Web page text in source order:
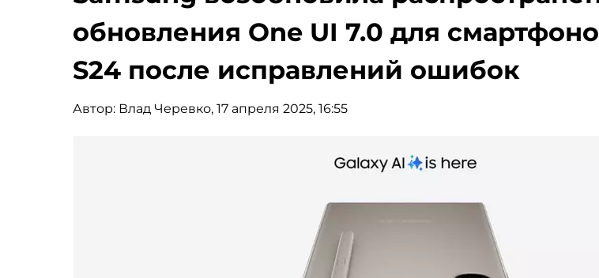
обновления One UI 7.0 для
S24 после исправлений ошибок
Автор: Влад Черевко, 17 апреля 2025, 16:55